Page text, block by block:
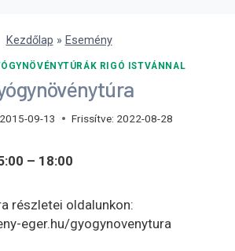
Kezdőlap » Esemény
RIGÓ ISTVÁNNAL
2015-09-13 Frissítve: 2022-08-28
– 18:00
részletei oldalunkon:
eger.hu/gyogynovenytura